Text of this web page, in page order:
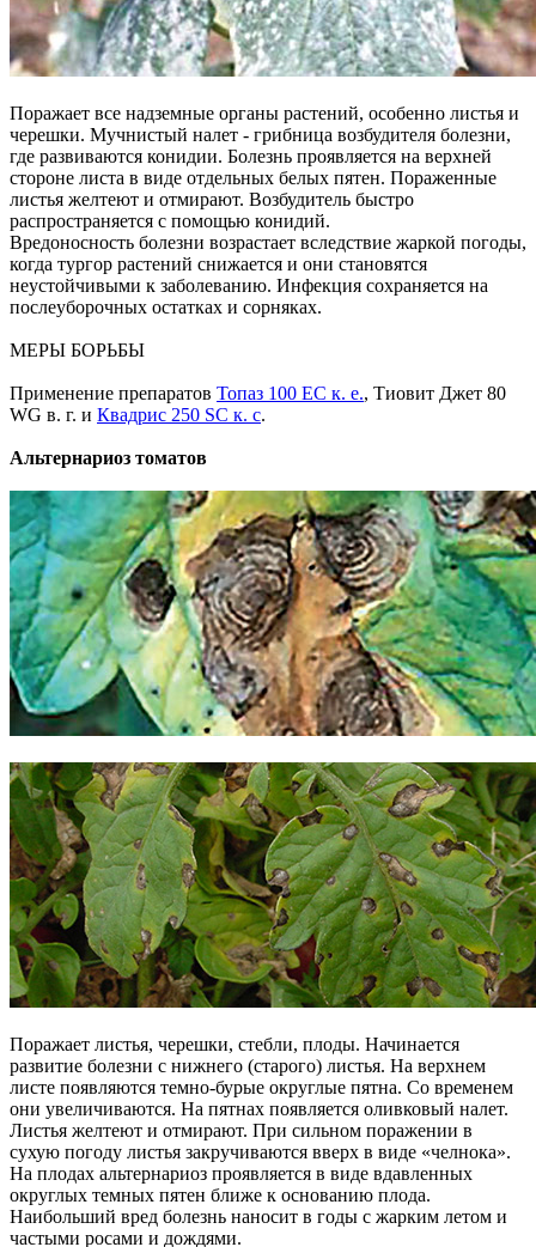
Поражает все надземные органы растений, особенно листья и
черешки. Мучнистый налет - грибница возбудителя болезни,
где развиваются конидии. Болезнь проявляется на верхней
стороне листа в виде отдельных белых пятен. Пораженные
листья желтеют и отмирают. Возбудитель быстро
распространяется с помощью конидий.
Вредоносность болезни возрастает вследствие жаркой погоды,
когда тургор растений снижается и они становятся
неустойчивыми к заболеванию. Инфекция сохраняется на
послеуборочных остатках и сорняках.
МЕРЫ БОРЬБЫ
Применение препаратов Топаз 100 ЕС к. е., Тиовит Джет 80
WG в. г. и Квадрис 250 SC к. с.
Альтернариоз томатов
Поражает листья, черешки, стебли, плоды. Начинается
развитие болезни с нижнего (старого) листья. На верхнем
листе появляются темно-бурые округлые пятна. Со временем
они увеличиваются. На пятнах появляется оливковый налет.
Листья желтеют и отмирают. При сильном поражении в
сухую погоду листья закручиваются вверх в виде «челнока».
На плодах альтернариоз проявляется в виде вдавленных
округлых темных пятен ближе к основанию плода.
Наибольший вред болезнь наносит в годы с жарким летом и
частыми росами и дождями.